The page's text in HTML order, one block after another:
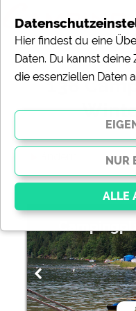
138
Hier findest du eine
Daten. Du kannst
die essenziellen Daten
Essenziell
Essenzielle Cookies
Funktionen und sind für die
Website dringend erforderlich.
werden Teile der Website